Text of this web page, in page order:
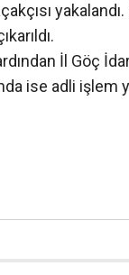
İl Göç
ise adli işlem